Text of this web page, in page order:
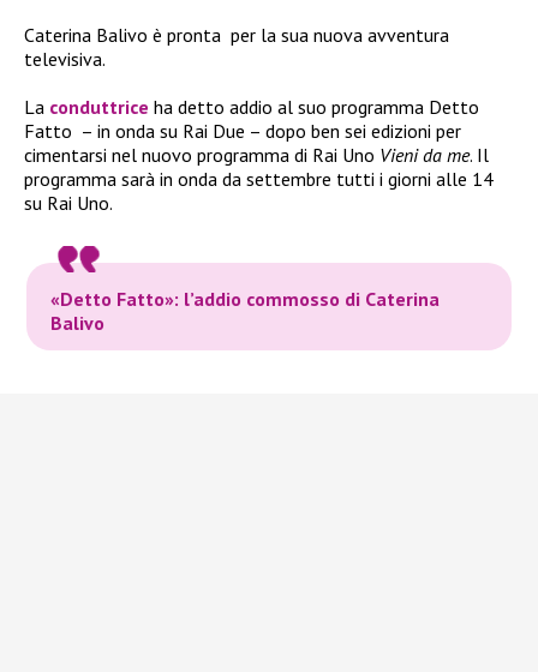
Caterina Balivo è pronta per la sua nuova avventura
televisiva.
La conduttrice ha detto addio al suo programma Detto
Fatto – in onda su Rai Due – dopo ben sei edizioni per
cimentarsi nel nuovo programma di Rai Uno Vieni da me. Il
programma sarà in onda da settembre tutti i giorni alle 14
su Rai Uno.
«Detto Fatto»: l’addio commosso di Caterina
Balivo